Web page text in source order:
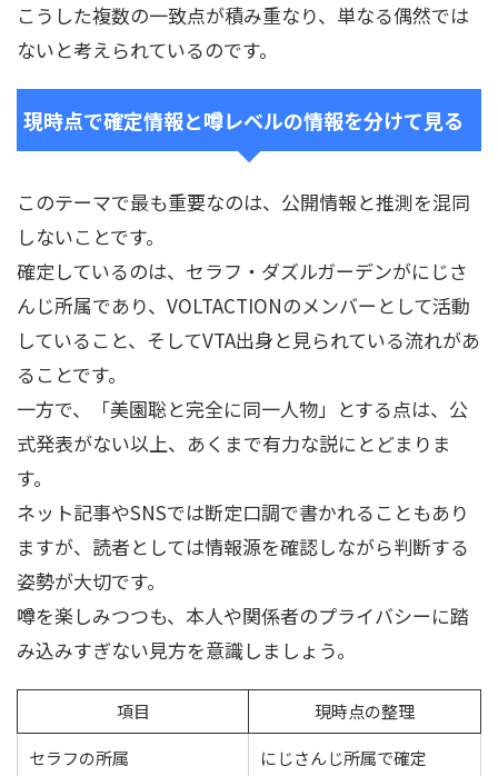
こうした複数の一致点が積み重なり、単なる偶然では
ないと考えられているのです。
現時点で確定情報と噂レベルの情報を分けて見る
このテーマで最も重要なのは、公開情報と推測を混同
しないことです。
確定しているのは、セラフ・ダズルガーデンがにじさ
んじ所属であり、VOLTACTIONのメンバーとして活動
していること、そしてVTA出身と見られている流れがあ
ることです。
一方で、「美園聡と完全に同一人物」とする点は、公
式発表がない以上、あくまで有力な説にとどまりま
す。
ネット記事やSNSでは断定口調で書かれることもあり
ますが、読者としては情報源を確認しながら判断する
姿勢が大切です。
噂を楽しみつつも、本人や関係者のプライバシーに踏
み込みすぎない見方を意識しましょう。
項目
現時点の整理
セラフの所属
にじさんじ所属で確定